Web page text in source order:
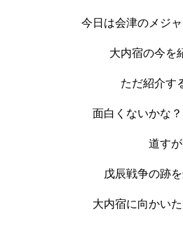
今日は会津のメジ
大内宿の今を
ただ紹介す
面白くないかな
道す
戊辰戦争の跡
大内宿に向かい